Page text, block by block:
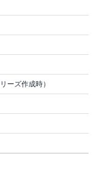
ーズ作成時）